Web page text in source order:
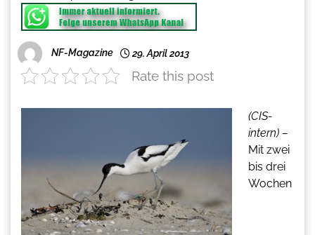
NF-Magazine 29. April 2013
Rate this post
(CIS-
intern) –
Mit zwei
bis drei
Wochen